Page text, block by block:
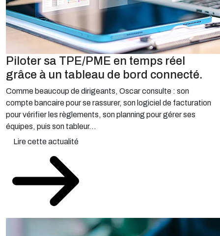
Piloter sa TPE/PME en temps réel
grâce à un tableau de bord connecté.
Comme beaucoup de dirigeants, Oscar consulte : son
compte bancaire pour se rassurer, son logiciel de facturation
pour vérifier les règlements, son planning pour gérer ses
équipes, puis son tableur...
Lire cette actualité